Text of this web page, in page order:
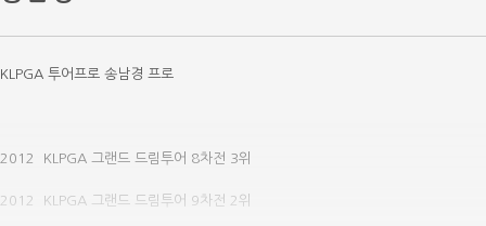
KLPGA 투어프로 송남경 프로
2012 KLPGA 그랜드 드림투어 8차전 3위
2012 KLPGA 그랜드 드림투어 9차전 2위